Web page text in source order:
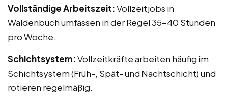
Vollständige Arbeitszeit:Vollzeitjobs in
Waldenbuch umfassen in der Regel 35-40 Stunden
pro Woche.
Schichtsystem:Vollzeitkräfte arbeiten häufig im
Schichtsystem (Früh-, Spät- und Nachtschicht) und
rotieren regelmäßig.